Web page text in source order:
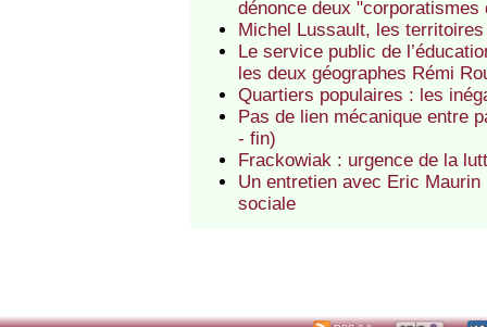
dénonce deux
Michel Lussault, les
Le service public de
les deux géographes Rémi
Quartiers populaires : les
Pas de lien mécanique entre
- fin)
Frackowiak : urgence de la
Un entretien avec Eric
sociale